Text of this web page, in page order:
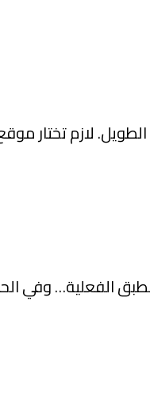
لازم تختار
الفعلية… وفي